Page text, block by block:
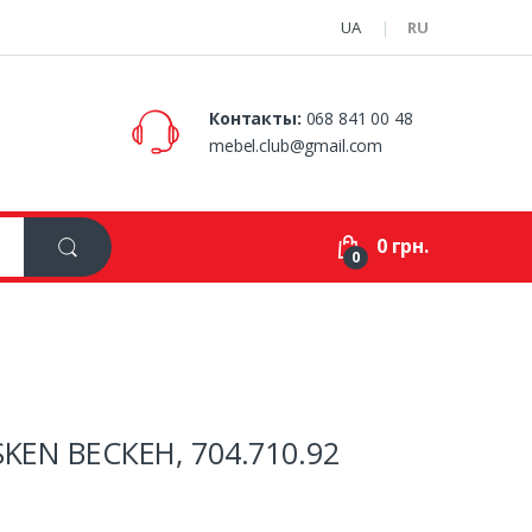
UA RU
Контакты: 068 841 00 48
mebel.club@gmail.com
0 0 грн.
ВЕСКЕН, 704.710.92